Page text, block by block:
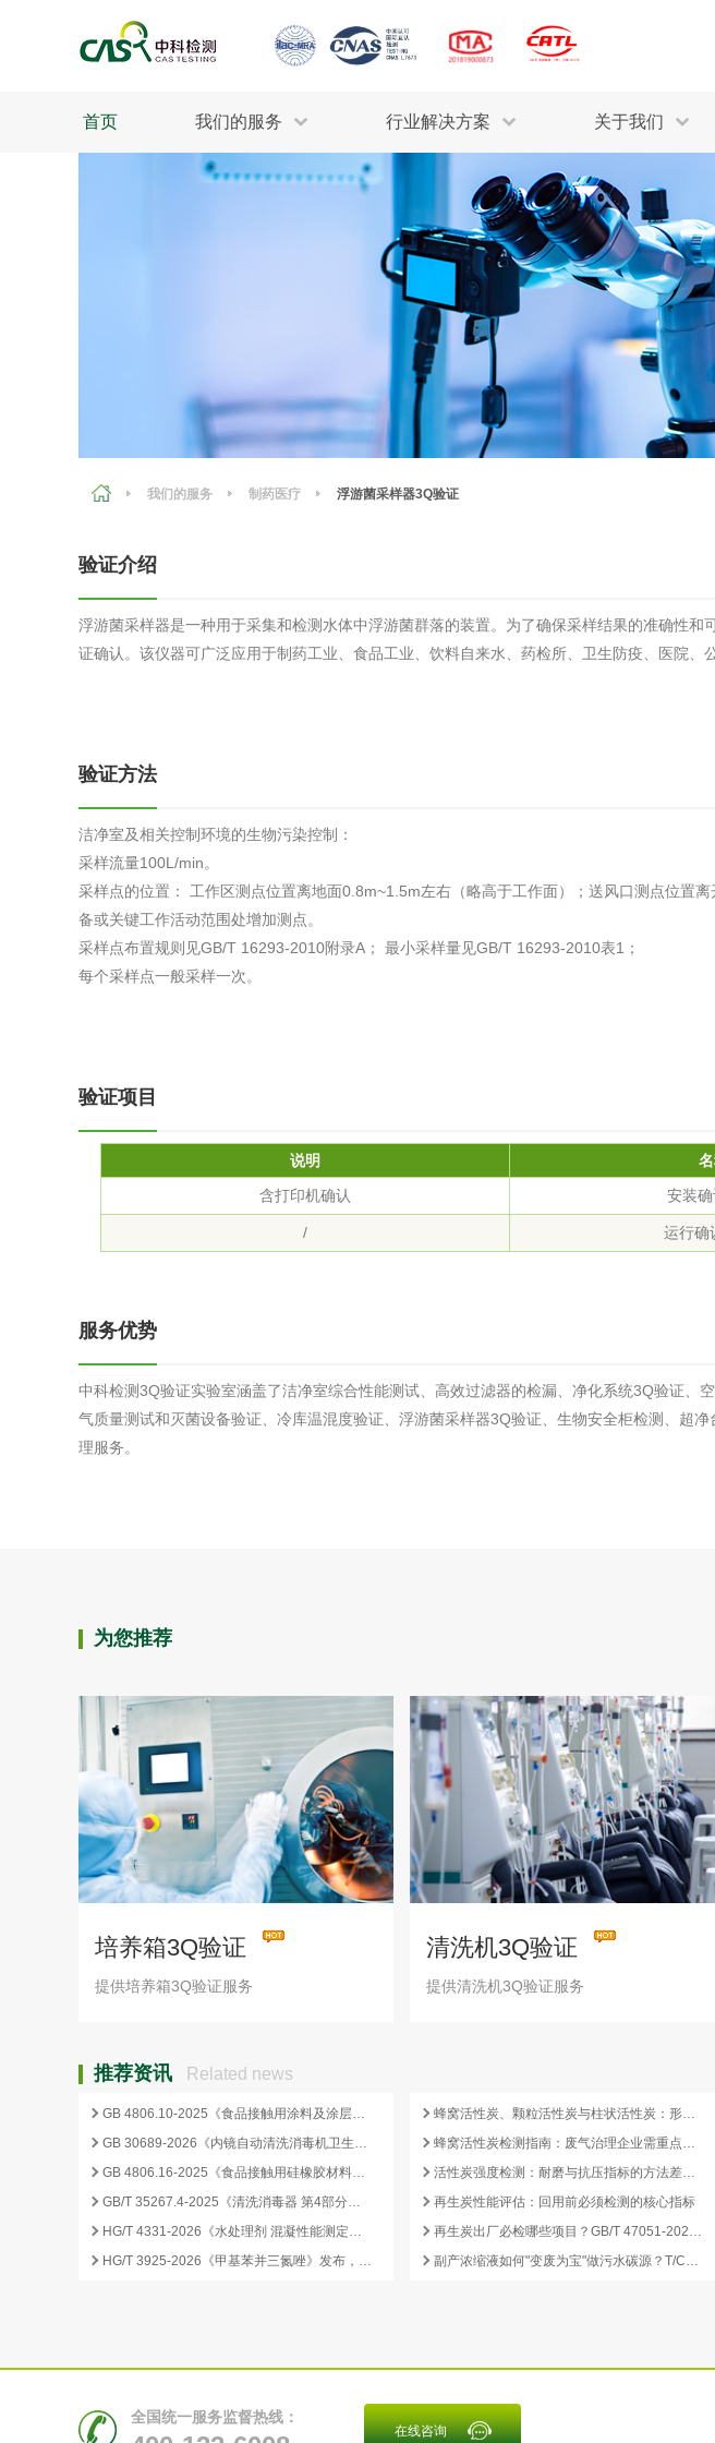
首页 我们的服务 行业解决方案 关于我们
生态环保
电子电气
农副产品
专项服务
污水检测 三废监
废气检测 二噁英
评估调查
耕地质量评价 矿山资
清洁生产审核 环境风
环保工程
在线咨询
行业解决方案
INDUSTRY SOLUTIONS
为全球各产业提供一站式
整体技术解决方案。
我们的服务 制药医疗 浮游菌采样器3Q验证
验证介绍
浮游菌采样器是一种用于采集和检测水体中浮游菌群落的装置。为了确保采样结果的准确性和
证确认。该仪器可广泛应用于制药工业、食品工业、饮料自来水、药检所、卫生防疫、医院、
验证方法
洁净室及相关控制环境的生物污染控制：
采样流量100L/min。
采样点的位置： 工作区测点位置离地面0.8m~1.5m左右（略高于工作面）；送风口测点位置
备或关键工作活动范围处增加测点。
采样点布置规则见GB/T 16293-2010附录A； 最小采样量见GB/T 16293-2010表1；
每个采样点一般采样一次。
验证项目
说明
含打印机确认
安装
/ 运行确
服务优势
中科检测3Q验证实验室涵盖了洁净室综合性能测试、高效过滤器的检漏、净化系统3Q验证、
气质量测试和灭菌设备验证、冷库温混度验证、浮游菌采样器3Q验证、生物安全柜检测、超
理服务。
为您推荐
培养箱3Q验证
提供培养箱3Q验证服务
清洗机3Q验证
提供清洗机3Q验证服务
推荐资讯 Related news
GB 4806.10-2025《食品接触用涂料及涂层》标准核心变化解析
GB 30689-2026《内镜自动清洗消毒机卫生要求》解读与检测合规要点
GB 4806.16-2025《食品接触用硅橡胶材料及制品》标准解析
GB/T 35267.4-2025《清洗消毒器 第4部分：内镜清洗消毒器》标准解读与检测项目清单
HG/T 4331-2026《水处理剂 混凝性能测定方法》发布，2026 年 12 月 1 日起实施
HG/T 3925-2026《甲基苯并三氮唑》发布，2026 年 12 月 1 日起实施
蜂窝活性炭、颗粒活性炭与柱状活性炭：形态差异与检测重点对照
蜂窝活性炭检测指南：废气治理企业需重点关注的5项核心指标
活性炭强度检测：耐磨与抗压指标的方法差异及验收意义
再生炭性能评估：回用前必须检测的核心指标
再生炭出厂必检哪些项目？GB/T 47051-2026 再生活性炭检测清单这样列
副产浓缩液如何"变废为宝"做污水碳源？T/CCEIA 0006-2026 核心解读
全国统一服务监督热线：
在线咨询